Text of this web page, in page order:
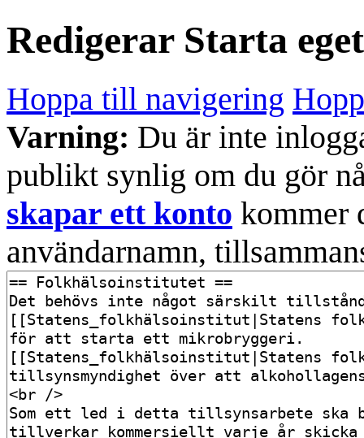
Redigerar Starta eget
Hoppa till navigering
Varning: Du är inte
publikt synlig om du gör
skapar ett konto kommer
användarnamn,